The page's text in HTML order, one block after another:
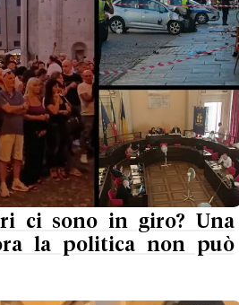
ci sono in giro? Una
la politica non può